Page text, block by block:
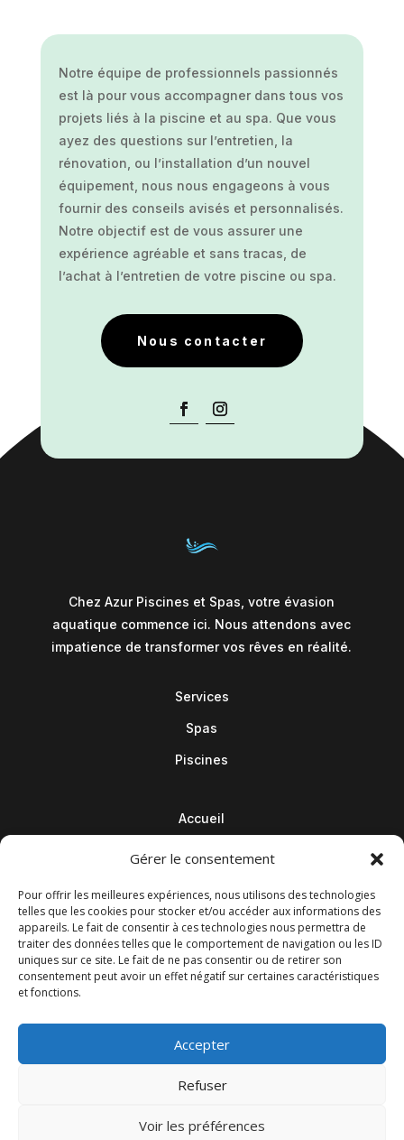
Gérer le consentement
Pour offrir les meilleures expériences, nous utilisons des technologies
telles que les cookies pour stocker et/ou accéder aux informations des
appareils. Le fait de consentir à ces technologies nous permettra de
traiter des données telles que le comportement de navigation ou les ID
uniques sur ce site. Le fait de ne pas consentir ou de retirer son
consentement peut avoir un effet négatif sur certaines caractéristiques
et fonctions.
Accepter
Refuser
Voir les préférences
Notre équipe de professionnels passionnés
est là pour vous accompagner dans tous vos
projets liés à la piscine et au spa. Que vous
ayez des questions sur l’entretien, la
rénovation, ou l’installation d’un nouvel
équipement, nous nous engageons à vous
fournir des conseils avisés et personnalisés.
Notre objectif est de vous assurer une
expérience agréable et sans tracas, de
l’achat à l’entretien de votre piscine ou spa.
Nous contacter
Chez Azur Piscines et Spas, votre évasion
aquatique commence ici. Nous attendons avec
impatience de transformer vos rêves en réalité.
Services
Spas
Piscines
Accueil
© M Development 2026– Mentions légales